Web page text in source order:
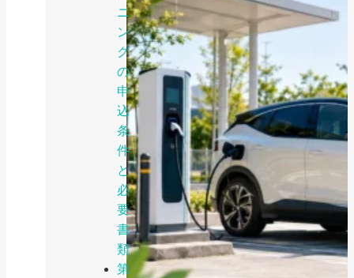
ニ
ン
グ
の
申
込
条
件
と
必
要
書
類
第